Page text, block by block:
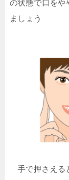
の状態で口をや
ましょう
手で押さえる